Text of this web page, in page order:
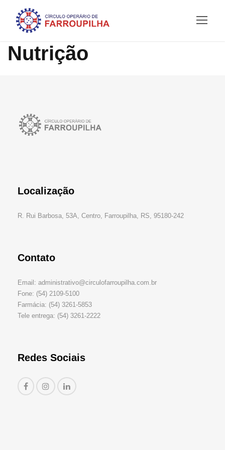
Nutrição
Localização
R. Rui Barbosa, 53A, Centro, Farroupilha, RS, 95180-242
Contato
Email: administrativo@circulofarroupilha.com.br
Fone: (54) 2109-5100
Farmácia: (54) 3261-5853
Tele entrega: (54) 3261-2222
Redes Sociais